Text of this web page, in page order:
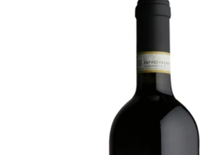
飲み頃だが熟成可能
¥4,840 (税込) - 750ml
カートに追加する